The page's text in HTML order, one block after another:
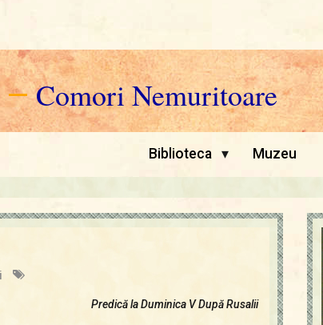
—Comori Nemuritoare
Biblioteca ▾ Muzeu
Predică la Duminica V După Rusalii